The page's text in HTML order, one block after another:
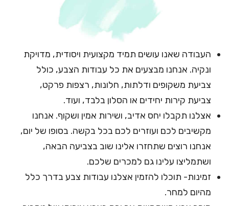
העבודה שאנו עושים תמיד מקצועית ויסודית, מדויקת
ונקיה. אנחנו מבצעים את כל עבודות הצבע, כולל
צביעת משקופים ודלתות, חלונות, רצפות פרקט,
צביעת קירות יחידים או הסלון בלבד, ועוד.
אצלנו תקבלו יחס אדיב, ושירות אמין ושקוף. אנחנו
מקשיבים לכם ועוזרים לכם בכל בקשה. בסופו של יום,
אנחנו רוצים שתחזרו אלינו שוב בצביעה הבאה,
ושתמליצו עלינו גם למכרים שלכם.
זמינות- תוכלו להזמין אצלנו עבודות צבע בדרך כלל
מהיום למחר.